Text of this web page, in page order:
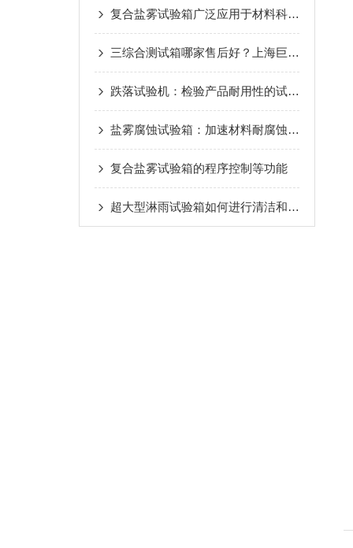
复合盐雾试验箱广泛应用于材料科学领域
三综合测试箱哪家售后好？上海巨夷仪器服务承诺与行业实力测评
跌落试验机：检验产品耐用性的试金石
盐雾腐蚀试验箱：加速材料耐腐蚀性测试的关键设备
复合盐雾试验箱的程序控制等功能
超大型淋雨试验箱如何进行清洁和保养维护